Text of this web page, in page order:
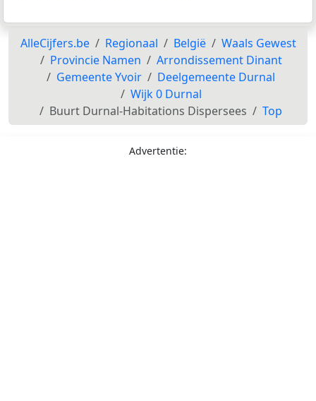
AlleCijfers.be Regionaal België
Waals Gewest
Provincie Namen
Arrondissement Dinant
Gemeente Yvoir
Deelgemeente Durnal
Wijk 0 Durnal
Buurt Durnal-Habitations Dispersees
Top
Advertentie: